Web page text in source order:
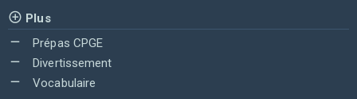
Plus
Prépas CPGE
Divertissement
Vocabulaire